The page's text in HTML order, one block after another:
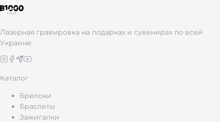
Лазерная гравировка на подарках и сувенирах по всей
Украине.
Каталог
Брелоки
Браслеты
Зажигалки